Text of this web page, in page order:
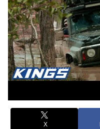
X